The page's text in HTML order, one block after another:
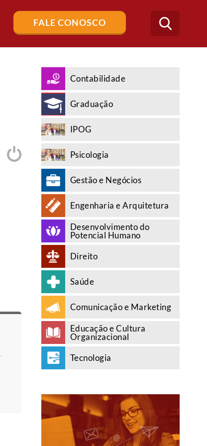
FALE CONOSCO
Buscar
no
blog
Contabilidade
Graduação
IPOG
Psicologia
Gestão e Negócios
Engenharia e Arquitetura
Desenvolvimento do
Potencial Humano
Direito
Saúde
Comunicação e Marketing
Educação e Cultura
Organizacional
Tecnologia